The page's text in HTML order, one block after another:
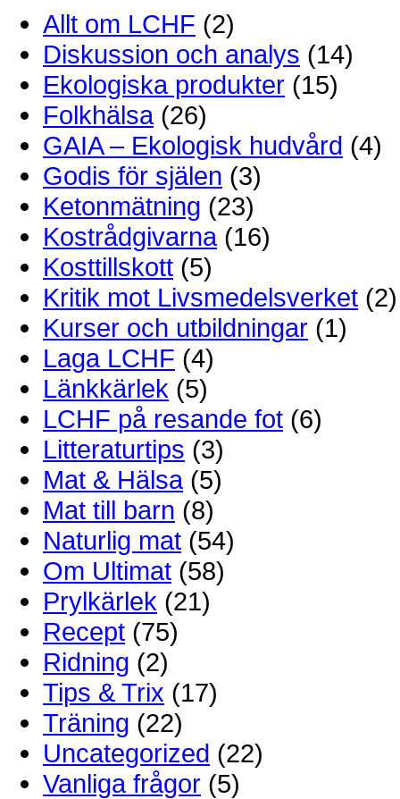
Allt om LCHF (2)
Diskussion och analys (14)
Ekologiska produkter (15)
Folkhälsa(26)
GAIA – Ekologisk hudvård (4)
Godis för själen (3)
Ketonmätning (23)
Kostrådgivarna(16)
Kosttillskott (5)
Kritik mot Livsmedelsverket (2)
Kurser och utbildningar (1)
Laga LCHF (4)
Länkkärlek (5)
LCHF på resande fot (6)
Litteraturtips (3)
Mat & Hälsa(5)
Mat till barn (8)
Naturlig mat (54)
Om Ultimat (58)
Prylkärlek (21)
Recept (75)
Ridning (2)
Tips & Trix (17)
Träning (22)
Uncategorized (22)
Vanliga frågor (5)